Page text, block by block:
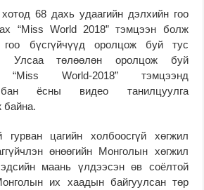
68 дахь удаагийн дэлхийн гоо
“Miss World 2018” тэмцээн болж
бүсгүйчүүд оролцож буй тус
Улсаа төлөөлөн оролцож буй
“Miss World-2018” тэмцээнд
ёсны видео танилцуулга
байна.
гурван цагийн холбоосгүй хөгжил
өнөөгийн Монголын хөгжил
маань үлдээсэн өв соёлтой
их хаадын байгуулсан төр